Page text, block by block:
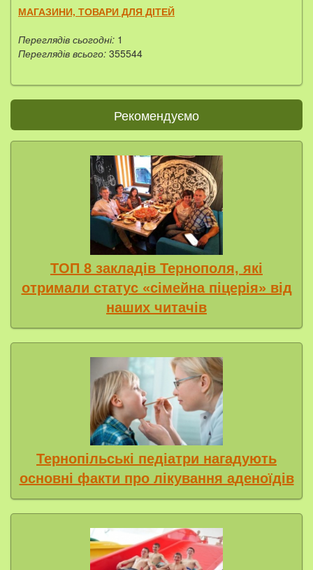
МАГАЗИНИ, ТОВАРИ ДЛЯ ДІТЕЙ
Переглядів сьогодні: 1
Переглядів всього: 355544
Рекомендуємо
ТОП 8 закладів Тернополя, які
отримали статус «сімейна піцерія» від
наших читачів
Тернопільські педіатри нагадують
основні факти про лікування аденоїдів